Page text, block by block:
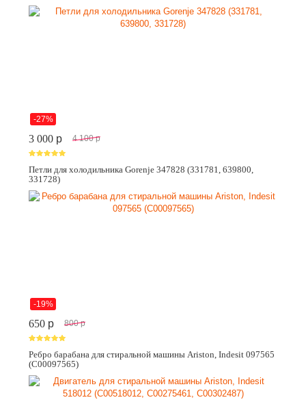
-27%
3 000 p 4 100 p
Петли для холодильника Gorenje 347828 (331781, 639800,
331728)
-19%
650 p 800 p
Ребро барабана для стиральной машины Ariston, Indesit 097565
(C00097565)